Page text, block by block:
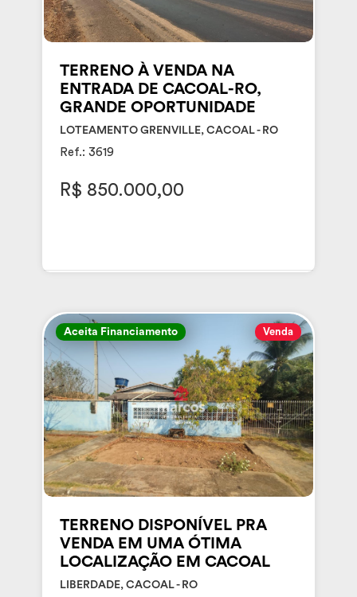
TERRENO À VENDA NA
ENTRADA DE CACOAL-RO,
GRANDE OPORTUNIDADE
LOTEAMENTO GRENVILLE, CACOAL - RO
Ref.: 3619
R$ 850.000,00
Venda
Aceita Financiamento
TERRENO DISPONÍVEL PRA
VENDA EM UMA ÓTIMA
LOCALIZAÇÃO EM CACOAL
LIBERDADE, CACOAL - RO